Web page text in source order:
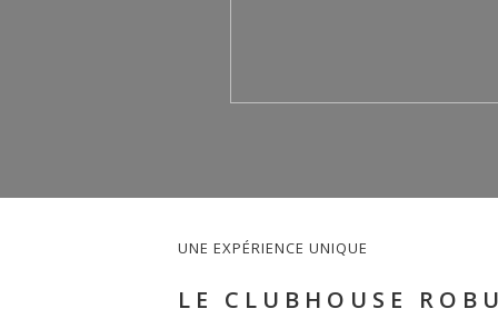
UNE EXPÉRIENCE UNIQUE
LE CLUBHOUSE